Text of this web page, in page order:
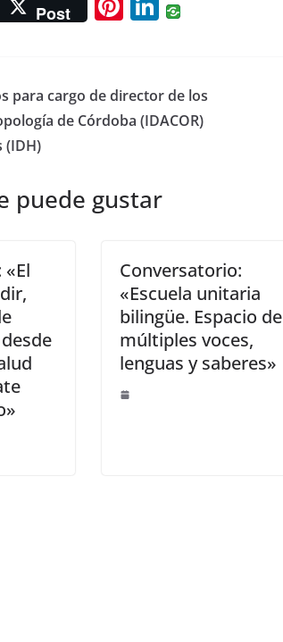
Post
e
st
e
dI
para cargo de director de los
de Córdoba (IDACOR)
(IDH)
puede gustar
Conversatorio:
«Escuela unitaria
bilingüe. Espacio de
múltiples voces,
lenguas y saberes»